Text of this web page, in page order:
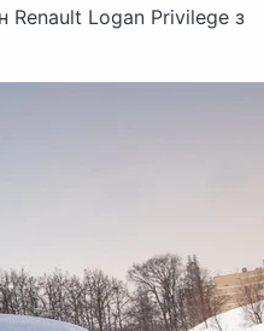
Renault Logan Privilege з